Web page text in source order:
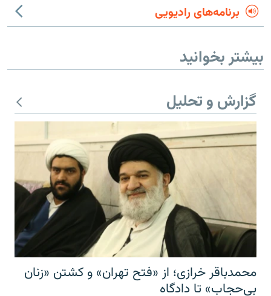
برنامه‌های رادیویی
بیشتر بخوانید
گزارش و تحلیل
محمدباقر خرازی؛ از «فتح تهران» و کشتن «زنان
بی‌حجاب» تا دادگاه